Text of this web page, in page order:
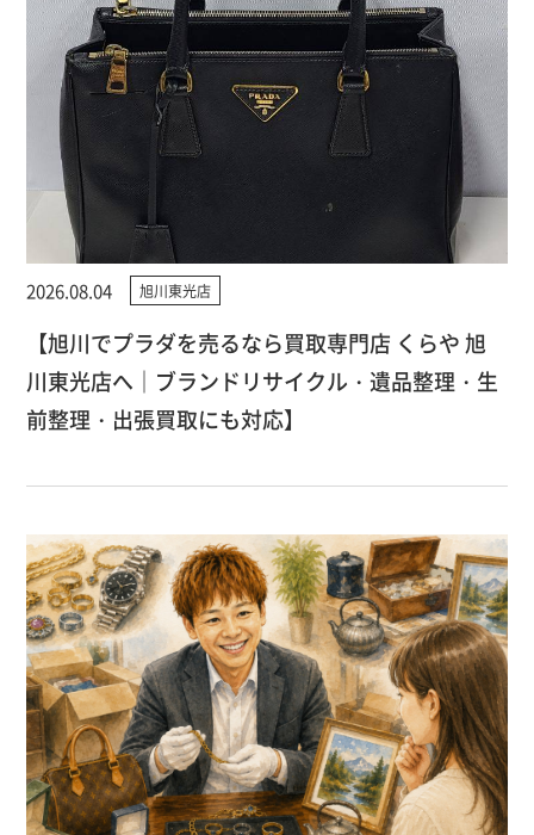
2026.08.04 旭川東光店
【旭川でプラダを売るなら買取専門店 くらや 旭
川東光店へ｜ブランドリサイクル・遺品整理・生
前整理・出張買取にも対応】